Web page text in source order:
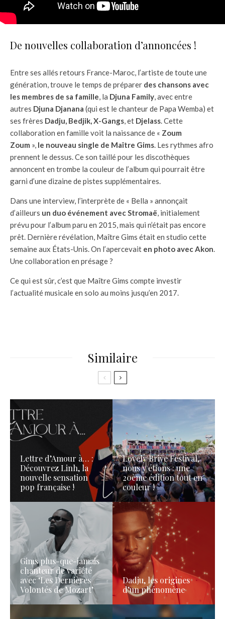
De nouvelles collaboration d’annoncées !
Entre ses allés retours France-Maroc, l’artiste de toute une
génération, trouve le temps de préparer des chansons avec
les membres de sa famille, la Djuna Family, avec entre
autres Djuna Djanana (qui est le chanteur de Papa Wemba) et
ses frères Dadju, Bedjik, X-Gangs, et Djelass. Cette
collaboration en famille voit la naissance de « Zoum
Zoum », le nouveau single de Maître Gims. Les rythmes afro
prennent le dessus. Ce son taillé pour les discothèques
annoncent en trombe la couleur de l’album qui pourrait être
garni d’une dizaine de pistes supplémentaires.
Dans une interview, l’interprète de « Bella » annonçait
d’ailleurs un duo événement avec Stromaë, initialement
prévu pour l’album paru en 2015, mais qui n’était pas encore
prêt. Dernière révélation, Maître Gims était en studio cette
semaine aux États-Unis. On l’apercevait en photo avec Akon.
Une collaboration en présage ?
Ce qui est sûr, c’est que Maître Gims compte investir
l’actualité musicale en solo au moins jusqu’en 2017.
Similaire
Lettre d’Amour à… :
Découvrez Linh, la
nouvelle sensation
pop française !
Lovely Brive Festival,
nous y étions : une
20ème édition tout en
couleur !
Gims plus-que-jamais
chanteur de variété
avec ‘Les Dernières
Volontés de Mozart’
Dadju, les origines
d’un phénomène